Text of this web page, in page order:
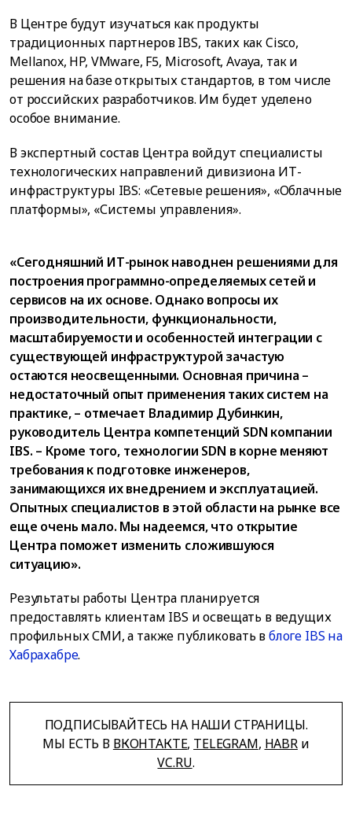
В Центре будут изучаться как продукты
традиционных партнеров IBS, таких как Cisco,
Mellanox, HP, VMware, F5, Microsoft, Avaya, так и
решения на базе открытых стандартов, в том числе
от российских разработчиков. Им будет уделено
особое внимание.
В экспертный состав Центра войдут специалисты
технологических направлений дивизиона ИТ-
инфраструктуры IBS: «Сетевые решения», «Облачные
платформы», «Системы управления».
«Сегодняшний ИТ-рынок наводнен решениями для
построения программно-определяемых сетей и
сервисов на их основе. Однако вопросы их
производительности, функциональности,
масштабируемости и особенностей интеграции с
существующей инфраструктурой зачастую
остаются неосвещенными. Основная причина –
недостаточный опыт применения таких систем на
практике, – отмечает Владимир Дубинкин,
руководитель Центра компетенций SDN компании
IBS. – Кроме того, технологии SDN в корне меняют
требования к подготовке инженеров,
занимающихся их внедрением и эксплуатацией.
Опытных специалистов в этой области на рынке все
еще очень мало. Мы надеемся, что открытие
Центра поможет изменить сложившуюся
ситуацию».
Результаты работы Центра планируется
предоставлять клиентам IBS и освещать в ведущих
профильных СМИ, а также публиковать вблоге IBS на
Хабрахабре.
ПОДПИСЫВАЙТЕСЬ НА НАШИ СТРАНИЦЫ.
МЫ ЕСТЬ В ВКОНТАКТЕ, TELEGRAM, HABRи
VC.RU.